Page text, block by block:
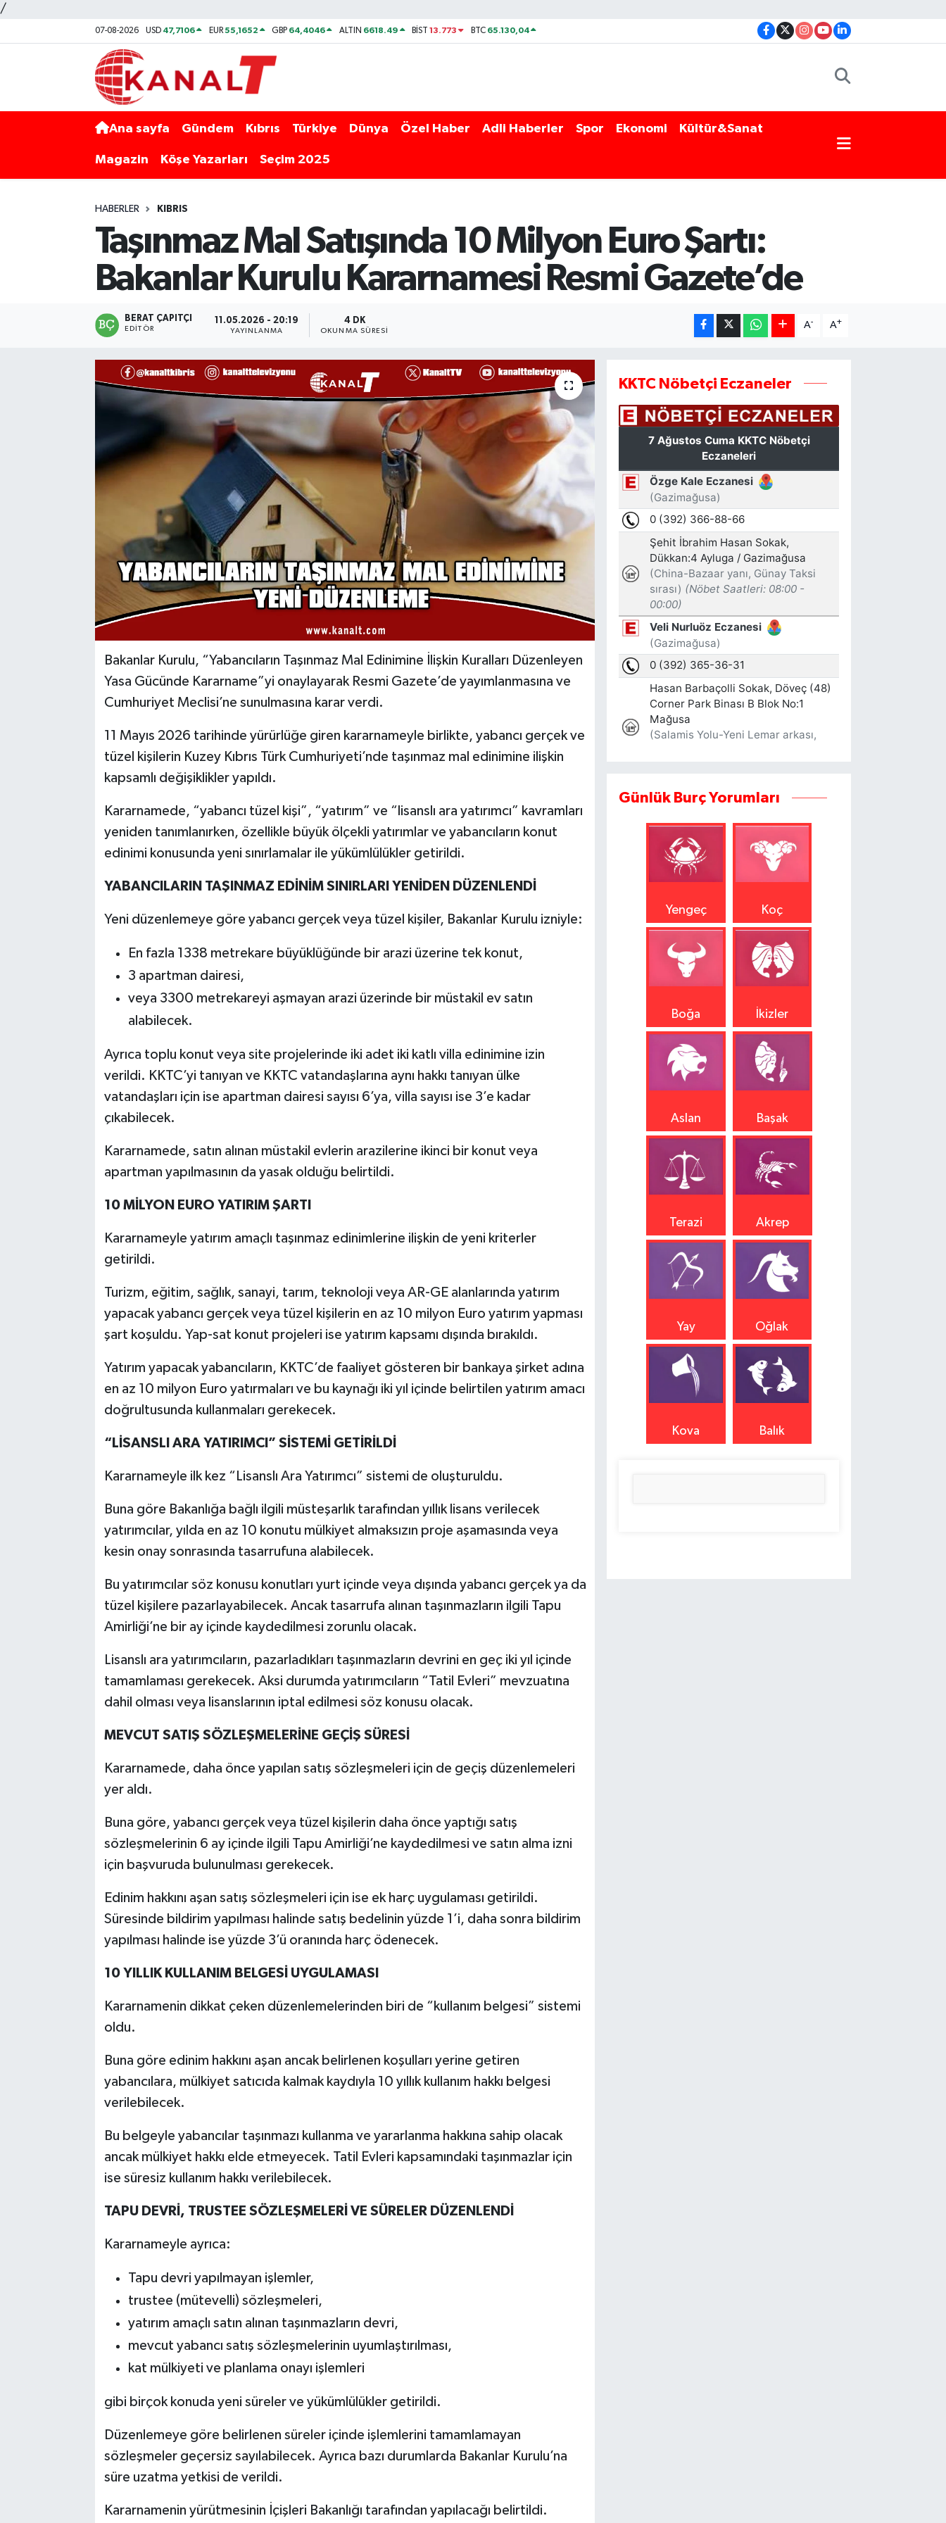
/
07-08-2026 USD 47,7106 EUR55,1652 GBP 64,4046 ALTIN 6618.49 BİST13.773 BTC 65.130,04
Ana sayfa Gündem Kıbrıs Türkiye Dünya Özel Haber Adli Haberler Spor Ekonomi Kültür&Sanat
Magazin Köşe Yazarları Seçim 2025
HABERLER KIBRIS
Taşınmaz Mal Satışında 10 Milyon Euro Şartı:
Bakanlar Kurulu Kararnamesi Resmi Gazete’de
BERAT ÇAPITÇI
EDITÖR
11.05.2026 - 20:19
YAYINLANMA
4 DK
OKUNMA SÜRESI
A- A+
Bakanlar Kurulu, “Yabancıların Taşınmaz Mal Edinimine İlişkin Kuralları Düzenleyen
Yasa Gücünde Kararname”yi onaylayarak Resmi Gazete’de yayımlanmasına ve
Cumhuriyet Meclisi’ne sunulmasına karar verdi.
11 Mayıs 2026 tarihinde yürürlüğe giren kararnameyle birlikte, yabancı gerçek ve
tüzel kişilerin Kuzey Kıbrıs Türk Cumhuriyeti’nde taşınmaz mal edinimine ilişkin
kapsamlı değişiklikler yapıldı.
Kararnamede, “yabancı tüzel kişi”, “yatırım” ve “lisanslı ara yatırımcı” kavramları
yeniden tanımlanırken, özellikle büyük ölçekli yatırımlar ve yabancıların konut
edinimi konusunda yeni sınırlamalar ile yükümlülükler getirildi.
YABANCILARIN TAŞINMAZ EDİNİM SINIRLARI YENİDEN DÜZENLENDİ
Yeni düzenlemeye göre yabancı gerçek veya tüzel kişiler, Bakanlar Kurulu izniyle:
En fazla 1338 metrekare büyüklüğünde bir arazi üzerine tek konut,
3 apartman dairesi,
veya 3300 metrekareyi aşmayan arazi üzerinde bir müstakil ev satın
alabilecek.
Ayrıca toplu konut veya site projelerinde iki adet iki katlı villa edinimine izin
verildi. KKTC’yi tanıyan ve KKTC vatandaşlarına aynı hakkı tanıyan ülke
vatandaşları için ise apartman dairesi sayısı 6’ya, villa sayısı ise 3’e kadar
çıkabilecek.
Kararnamede, satın alınan müstakil evlerin arazilerine ikinci bir konut veya
apartman yapılmasının da yasak olduğu belirtildi.
10 MİLYON EURO YATIRIM ŞARTI
Kararnameyle yatırım amaçlı taşınmaz edinimlerine ilişkin de yeni kriterler
getirildi.
Turizm, eğitim, sağlık, sanayi, tarım, teknoloji veya AR-GE alanlarında yatırım
yapacak yabancı gerçek veya tüzel kişilerin en az 10 milyon Euro yatırım yapması
şart koşuldu. Yap-sat konut projeleri ise yatırım kapsamı dışında bırakıldı.
Yatırım yapacak yabancıların, KKTC’de faaliyet gösteren bir bankaya şirket adına
en az 10 milyon Euro yatırmaları ve bu kaynağı iki yıl içinde belirtilen yatırım amacı
doğrultusunda kullanmaları gerekecek.
“LİSANSLI ARA YATIRIMCI” SİSTEMİ GETİRİLDİ
Kararnameyle ilk kez “Lisanslı Ara Yatırımcı” sistemi de oluşturuldu.
Buna göre Bakanlığa bağlı ilgili müsteşarlık tarafından yıllık lisans verilecek
yatırımcılar, yılda en az 10 konutu mülkiyet almaksızın proje aşamasında veya
kesin onay sonrasında tasarrufuna alabilecek.
Bu yatırımcılar söz konusu konutları yurt içinde veya dışında yabancı gerçek ya da
tüzel kişilere pazarlayabilecek. Ancak tasarrufa alınan taşınmazların ilgili Tapu
Amirliği’ne bir ay içinde kaydedilmesi zorunlu olacak.
Lisanslı ara yatırımcıların, pazarladıkları taşınmazların devrini en geç iki yıl içinde
tamamlaması gerekecek. Aksi durumda yatırımcıların “Tatil Evleri” mevzuatına
dahil olması veya lisanslarının iptal edilmesi söz konusu olacak.
MEVCUT SATIŞ SÖZLEŞMELERİNE GEÇİŞ SÜRESİ
Kararnamede, daha önce yapılan satış sözleşmeleri için de geçiş düzenlemeleri
yer aldı.
Buna göre, yabancı gerçek veya tüzel kişilerin daha önce yaptığı satış
sözleşmelerinin 6 ay içinde ilgili Tapu Amirliği’ne kaydedilmesi ve satın alma izni
için başvuruda bulunulması gerekecek.
Edinim hakkını aşan satış sözleşmeleri için ise ek harç uygulaması getirildi.
Süresinde bildirim yapılması halinde satış bedelinin yüzde 1’i, daha sonra bildirim
yapılması halinde ise yüzde 3’ü oranında harç ödenecek.
10 YILLIK KULLANIM BELGESİ UYGULAMASI
Kararnamenin dikkat çeken düzenlemelerinden biri de “kullanım belgesi” sistemi
oldu.
Buna göre edinim hakkını aşan ancak belirlenen koşulları yerine getiren
yabancılara, mülkiyet satıcıda kalmak kaydıyla 10 yıllık kullanım hakkı belgesi
verilebilecek.
Bu belgeyle yabancılar taşınmazı kullanma ve yararlanma hakkına sahip olacak
ancak mülkiyet hakkı elde etmeyecek. Tatil Evleri kapsamındaki taşınmazlar için
ise süresiz kullanım hakkı verilebilecek.
TAPU DEVRİ, TRUSTEE SÖZLEŞMELERİ VE SÜRELER DÜZENLENDİ
Kararnameyle ayrıca:
Tapu devri yapılmayan işlemler,
trustee (mütevelli) sözleşmeleri,
yatırım amaçlı satın alınan taşınmazların devri,
mevcut yabancı satış sözleşmelerinin uyumlaştırılması,
kat mülkiyeti ve planlama onayı işlemleri
gibi birçok konuda yeni süreler ve yükümlülükler getirildi.
Düzenlemeye göre belirlenen süreler içinde işlemlerini tamamlamayan
sözleşmeler geçersiz sayılabilecek. Ayrıca bazı durumlarda Bakanlar Kurulu’na
süre uzatma yetkisi de verildi.
Kararnamenin yürütmesinin İçişleri Bakanlığı tarafından yapılacağı belirtildi.
KKTC Nöbetçi Eczaneler
Günlük Burç Yorumları
Yengeç Koç
Boğa İkizler
Aslan Başak
Terazi Akrep
Yay Oğlak
Kova Balık